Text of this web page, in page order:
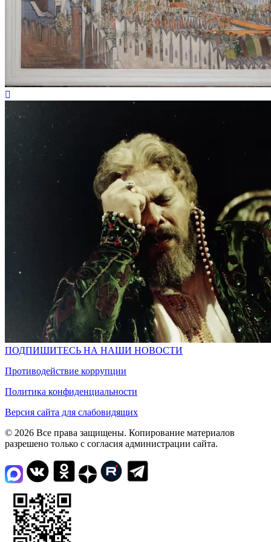
ПОДПИШИТЕСЬ НА НАШИ НОВОСТИ
Противодействие коррупции
Политика конфиденциальности
Версия сайта для слабовидящих
© 2026 Все права защищены. Копирование материалов
разрешено только с согласия администрации сайта.